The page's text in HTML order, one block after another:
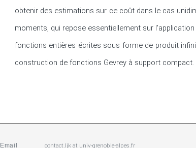
obtenir des estimations sur ce coût dans le cas
moments, qui repose essentiellement sur
fonctions entières écrites sous forme de produit
construction de fonctions Gevrey à support compact.
Email contact.ljkat univ-grenoble-alpes.fr